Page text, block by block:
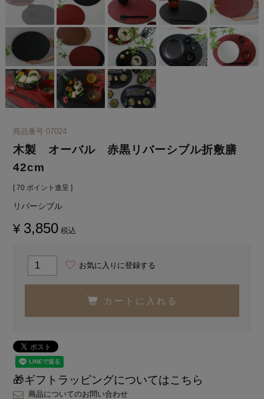
商品番号 07024
木製 オーバル 赤黒リバーシブル折敷膳
42cm
[ 70 ポイント進呈 ]
リバーシブル
¥ 3,850 税込
お気に入りに登録する
カートに入れる
🎁ギフトラッピングについてはこちら
商品についてのお問い合わせ